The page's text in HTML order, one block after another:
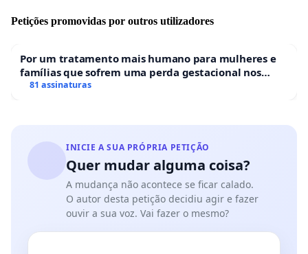
Petições promovidas por outros utilizadores
Por um tratamento mais humano para mulheres e
famílias que sofrem uma perda gestacional nos
hospitais portugueses
81 assinaturas
INICIE A SUA PRÓPRIA PETIÇÃO
Quer mudar alguma coisa?
A mudança não acontece se ficar calado.
O autor desta petição decidiu agir e fazer
ouvir a sua voz. Vai fazer o mesmo?